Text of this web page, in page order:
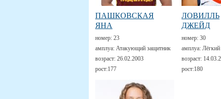
ПАШКОВСКАЯ
ЯНА
номер: 23
амплуа: Атакующий защитник
возраст: 26.02.2003
рост:177
ЛОВИЛЛЬ
ДЖЕЙД
номер: 30
амплуа:
возраст:
рост:180